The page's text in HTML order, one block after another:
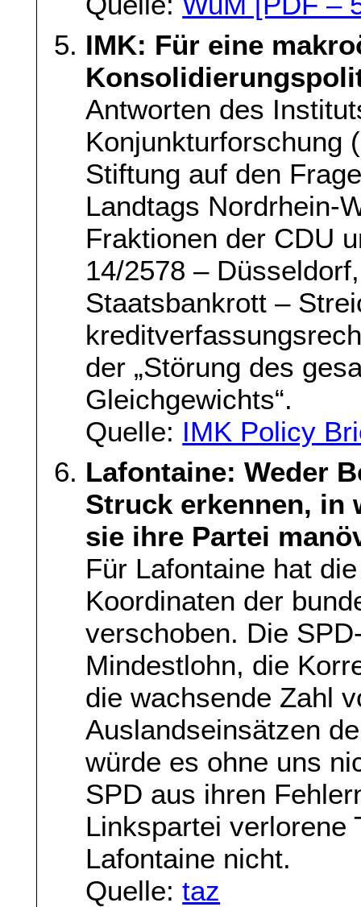
IMK: Für eine
Antworten des
Konjunkturforschung
Stiftung auf den
Landtags Nordrhein-
Fraktionen der CDU
14/2578 –
Staatsbankrott –
der „Störung des
Gleichgewichts“.
Quelle: IMK Policy
Lafontaine: Weder
Struck erkennen, in
sie ihre Partei
Für Lafontaine hat
Koordinaten der
verschoben. Die
Mindestlohn, die
die wachsende Zahl
Auslandseinsätzen
würde es ohne uns
SPD aus ihren
Linkspartei verlorene
Lafontaine nicht.
Quelle:taz